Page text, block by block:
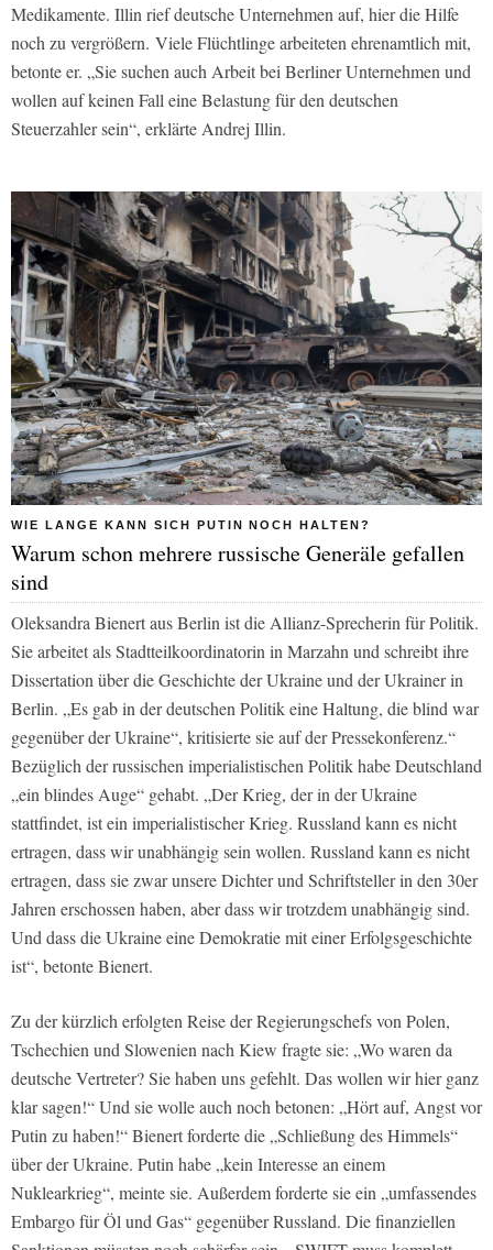
Medikamente. Illin rief deutsche Unternehmen auf, hier die Hilfe
noch zu vergrößern. Viele Flüchtlinge arbeiteten ehrenamtlich mit,
betonte er. „Sie suchen auch Arbeit bei Berliner Unternehmen und
wollen auf keinen Fall eine Belastung für den deutschen
Steuerzahler sein“, erklärte Andrej Illin.
WIE LANGE KANN SICH PUTIN NOCH HALTEN?
Warum schon mehrere russische Generäle gefallen
sind
Oleksandra Bienert aus Berlin ist die Allianz-Sprecherin für Politik.
Sie arbeitet als Stadtteilkoordinatorin in Marzahn und schreibt ihre
Dissertation über die Geschichte der Ukraine und der Ukrainer in
Berlin. „Es gab in der deutschen Politik eine Haltung, die blind war
gegenüber der Ukraine“, kritisierte sie auf der Pressekonferenz.“
Bezüglich der russischen imperialistischen Politik habe Deutschland
„ein blindes Auge“ gehabt. „Der Krieg, der in der Ukraine
stattfindet, ist ein imperialistischer Krieg. Russland kann es nicht
ertragen, dass wir unabhängig sein wollen. Russland kann es nicht
ertragen, dass sie zwar unsere Dichter und Schriftsteller in den 30er
Jahren erschossen haben, aber dass wir trotzdem unabhängig sind.
Und dass die Ukraine eine Demokratie mit einer Erfolgsgeschichte
ist“, betonte Bienert.
Zu der kürzlich erfolgten Reise der Regierungschefs von Polen,
Tschechien und Slowenien nach Kiew fragte sie: „Wo waren da
deutsche Vertreter? Sie haben uns gefehlt. Das wollen wir hier ganz
klar sagen!“ Und sie wolle auch noch betonen: „Hört auf, Angst vor
Putin zu haben!“ Bienert forderte die „Schließung des Himmels“
über der Ukraine. Putin habe „kein Interesse an einem
Nuklearkrieg“, meinte sie. Außerdem forderte sie ein „umfassendes
Embargo für Öl und Gas“ gegenüber Russland. Die finanziellen